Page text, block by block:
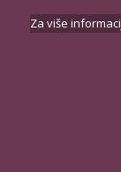
Za više